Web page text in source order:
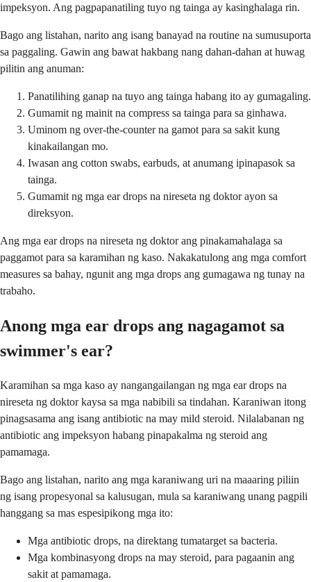
impeksyon. Ang pagpapanatiling tuyo ng tainga ay kasinghalaga rin.
Bago ang listahan, narito ang isang banayad na routine na sumusuporta
sa paggaling. Gawin ang bawat hakbang nang dahan-dahan at huwag
pilitin ang anuman:
Panatilihing ganap na tuyo ang tainga habang ito ay gumagaling.
Gumamit ng mainit na compress sa tainga para sa ginhawa.
Uminom ng over-the-counter na gamot para sa sakit kung
kinakailangan mo.
Iwasan ang cotton swabs, earbuds, at anumang ipinapasok sa
tainga.
Gumamit ng mga ear drops na nireseta ng doktor ayon sa
direksyon.
Ang mga ear drops na nireseta ng doktor ang pinakamahalaga sa
paggamot para sa karamihan ng kaso. Nakakatulong ang mga comfort
measures sa bahay, ngunit ang mga drops ang gumagawa ng tunay na
trabaho.
Anong mga ear drops ang nagagamot sa
swimmer's ear?
Karamihan sa mga kaso ay nangangailangan ng mga ear drops na
nireseta ng doktor kaysa sa mga nabibili sa tindahan. Karaniwan itong
pinagsasama ang isang antibiotic na may mild steroid. Nilalabanan ng
antibiotic ang impeksyon habang pinapakalma ng steroid ang
pamamaga.
Bago ang listahan, narito ang mga karaniwang uri na maaaring piliin
ng isang propesyonal sa kalusugan, mula sa karaniwang unang pagpili
hanggang sa mas espesipikong mga ito:
Mga antibiotic drops, na direktang tumatarget sa bacteria.
Mga kombinasyong drops na may steroid, para pagaanin ang
sakit at pamamaga.